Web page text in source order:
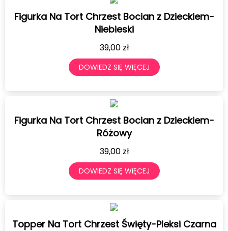
Figurka Na Tort Chrzest Bocian z Dzieckiem-
Niebieski
39,00 zł
DOWIEDZ SIĘ WIĘCEJ
Figurka Na Tort Chrzest Bocian z Dzieckiem-
Różowy
39,00 zł
DOWIEDZ SIĘ WIĘCEJ
Topper Na Tort Chrzest Święty-Pleksi Czarna